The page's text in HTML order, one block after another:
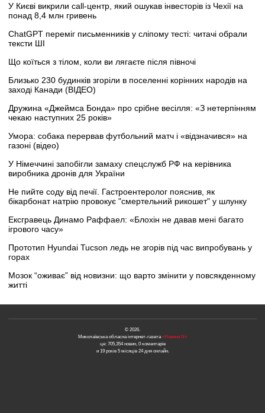
У Києві викрили call-центр, який ошукав інвесторів із Чехії на
понад 8,4 млн гривень
ChatGPT переміг письменників у сліпому тесті: читачі обрали
тексти ШІ
Що коїться з тілом, коли ви лягаєте після півночі
Близько 230 будинків згоріли в поселенні корінних народів на
заході Канади (ВІДЕО)
Дружина «Джеймса Бонда» про срібне весілля: «З нетерпінням
чекаю наступних 25 років»
Умора: собака перервав футбольний матч і «відзначився» на
газоні (відео)
У Німеччині запобігли замаху спецслужб РФ на керівника
виробника дронів для України
Не пийте соду від печії. Гастроентеролог пояснив, як
бікарбонат натрію провокує "смертельний рикошет" у шлунку
Ексгравець Динамо Раффаел: «Блохін не давав мені багато
ігрового часу»
Прототип Hyundai Tucson ледь не згорів під час випробувань у
горах
Мозок “оживає” від новизни: що варто змінити у повсякденному
житті
© 2026.
Миколаївська обласна інтернет-газета «Новини N»
це: 705,354 новин, 0 коментарів
и 19 років 5 місяців 24 дня онлайн.